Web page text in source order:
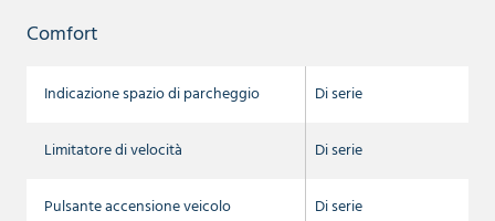
Comfort
Indicazione spazio di parcheggio Di serie
Limitatore di velocità Di serie
Pulsante accensione veicolo Di serie